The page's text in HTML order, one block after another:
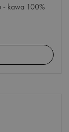
- kawa 100%